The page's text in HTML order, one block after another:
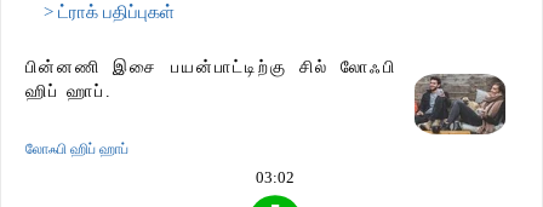
> ட்ராக் பதிப்புகள்
பின்னணி இசை பயன்பாட்டிற்கு சில் லோஃபி
ஹிப் ஹாப்.
லோஃபி ஹிப் ஹாப்
03:02